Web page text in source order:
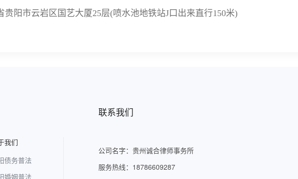
贵阳市云岩区国艺大厦25层(喷水池地铁站J口出来直行150米)
我们
债务普法
婚姻普法
联系我们
公司名字：贵州诚合律师事务所
服务热线：18786609287